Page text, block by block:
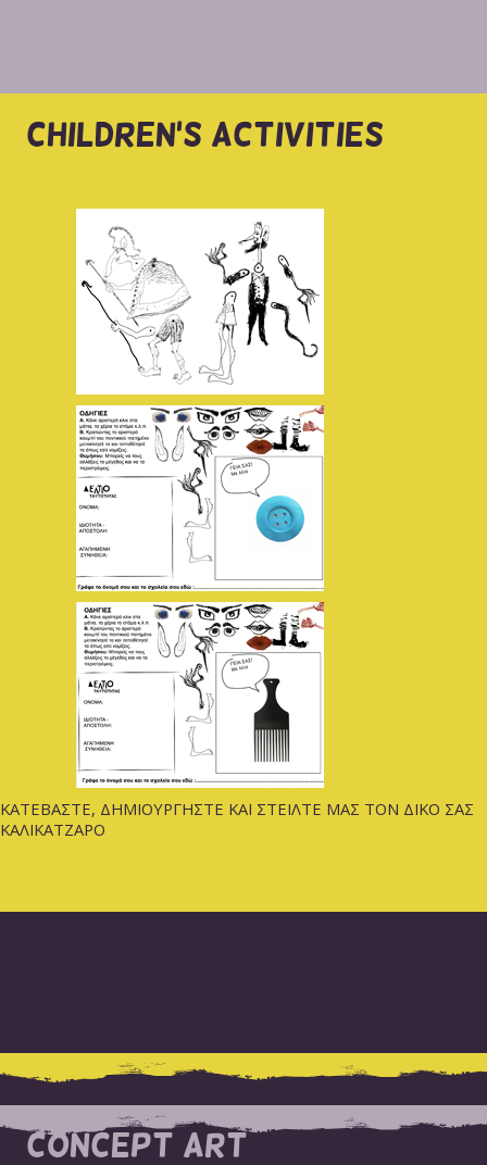
CHILDREN'S ACTIVITIES
ΚΑΤΕΒΑΣΤΕ, ΔΗΜΙΟΥΡΓΗΣΤΕ ΚΑΙ ΣΤΕΙΛΤΕ ΜΑΣ ΤΟΝ ΔΙΚΟ ΣΑΣ
ΚΑΛΙΚΑΤΖΑΡΟ
CONCEPT ART